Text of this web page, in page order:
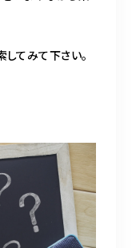
てみて下さい。